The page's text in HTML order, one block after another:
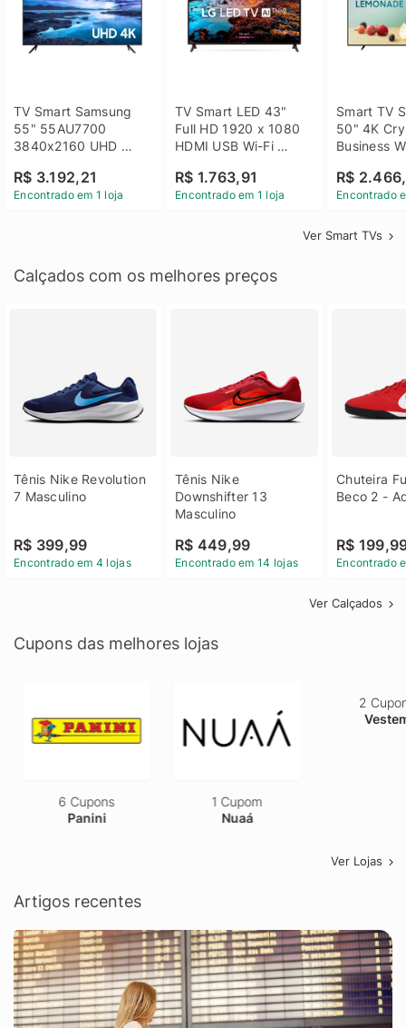
TV Smart Samsung
55" 55AU7700
3840x2160 UHD
Bluetooth
R$ 3.192,21
Encontrado em 1 loja
TV Smart LED 43"
Full HD 1920 x 1080
HDMI USB Wi-Fi
43LM631C0SB LG
R$ 1.763,91
Encontrado em 1 loja
Smart TV
50" 4K
Business
R$
Encontrado
Ver Smart TVs
Calçados com os melhores preços
Tênis Nike Revolution
7 Masculino
R$ 399,99
Encontrado em 4 lojas
Tênis Nike
Downshifter 13
Masculino
R$ 449,99
Encontrado em 14 lojas
Chuteira
Beco 2 -
R$
Encontrado
Ver Calçados
Cupons das melhores lojas
6 Cupons
Panini
1 Cupom
Nuaá
Ver Lojas
Artigos recentes